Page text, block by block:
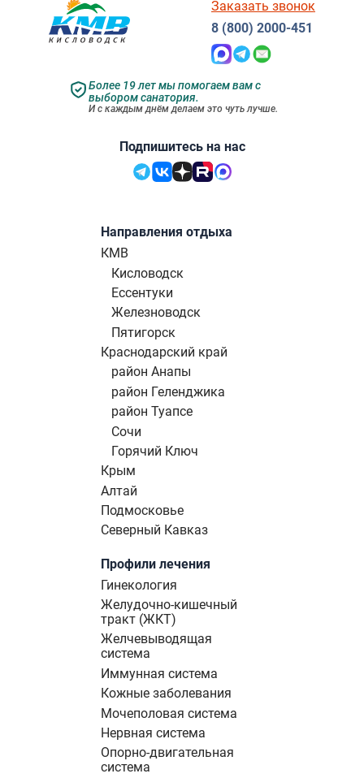
Подпишитесь на нас
Более 19 лет мы помогаем вам с
выбором санатория.
И с каждым днём делаем это чуть лучше.
Заказать звонок
8 (800) 2000-451
Направления отдыха
КМВ
Кисловодск
Ессентуки
Железноводск
Пятигорск
Краснодарский край
район Анапы
район Геленджика
район Туапсе
Сочи
Горячий Ключ
Крым
Алтай
Подмосковье
Северный Кавказ
Профили лечения
Гинекология
Желудочно-кишечный
тракт (ЖКТ)
Желчевыводящая
система
Иммунная система
Кожные заболевания
Мочеполовая система
Нервная система
Опорно-двигательная
система